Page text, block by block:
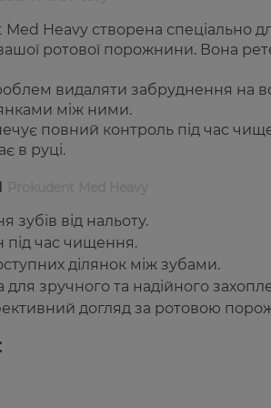
Heavy створена спеціально
ротової порожнини. Вона
видаляти забруднення на
між ними.
повний контроль під час
в руці.
зубів від нальоту.
під час чищення.
ділянок між зубами.
для зручного та надійного
догляд за ротовою